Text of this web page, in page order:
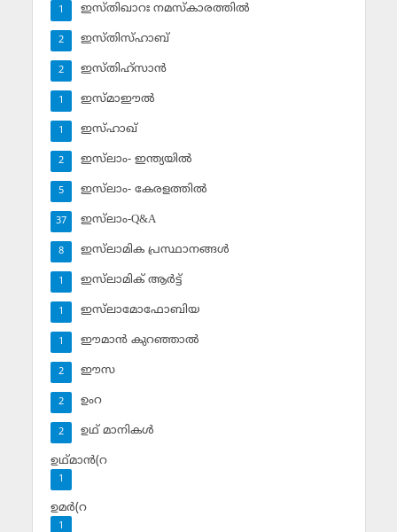
ഇസ്തിഖാറഃ നമസ്‌കാരത്തില്‍
1
ഇസ്തിസ്ഹാബ്
2
ഇസ്തിഹ്‌സാന്‍
2
ഇസ്മാഈല്‍
1
ഇസ്ഹാഖ്‌
1
ഇസ്‌ലാം- ഇന്ത്യയില്‍
2
ഇസ്‌ലാം- കേരളത്തില്‍
5
ഇസ്‌ലാം-Q&A
37
ഇസ്‌ലാമിക പ്രസ്ഥാനങ്ങള്‍
8
ഇസ്‌ലാമിക് ആര്‍ട്ട്
1
ഇസ്‌ലാമോഫോബിയ
1
ഈമാന്‍ കുറഞ്ഞാല്‍
1
ഈസ
2
ഉംറ
2
ഉഥ് മാനികള്‍
2
ഉഥ്മാന്‍(റ
1
ഉമര്‍(റ
1